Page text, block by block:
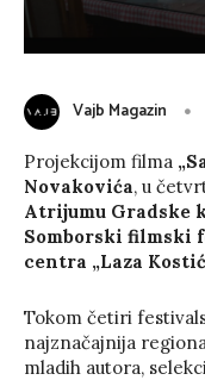
Vajb Magazin
Projekcijom filma
Novakovića, u
Atrijumu Gradske
Somborski filmski
centra „Laza
Tokom četiri
najznačajnija
mladih autora,